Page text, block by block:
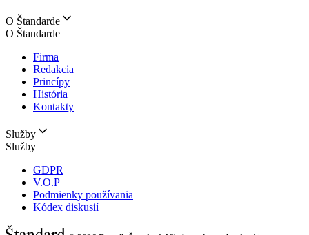
O Štandarde
O Štandarde
Firma
Redakcia
Princípy
História
Kontakty
Služby
Služby
GDPR
V.O.P
Podmienky používania
Kódex diskusií